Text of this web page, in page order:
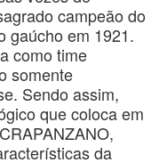
campeão do
gaúcho em 1921.
como time
somente
Sendo assim,
que coloca em
da